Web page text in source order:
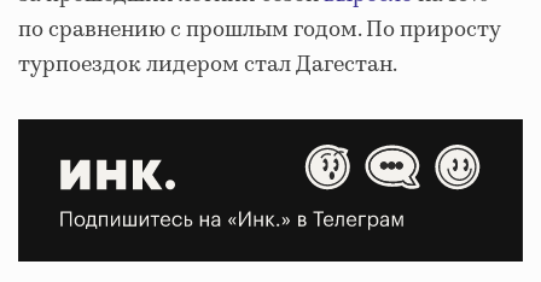
по сравнению с прошлым годом. По приросту
турпоездок лидером стал Дагестан.